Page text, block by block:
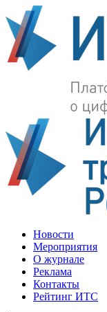
Новости
Мероприятия
О журнале
Реклама
Контакты
Рейтинг ИТС